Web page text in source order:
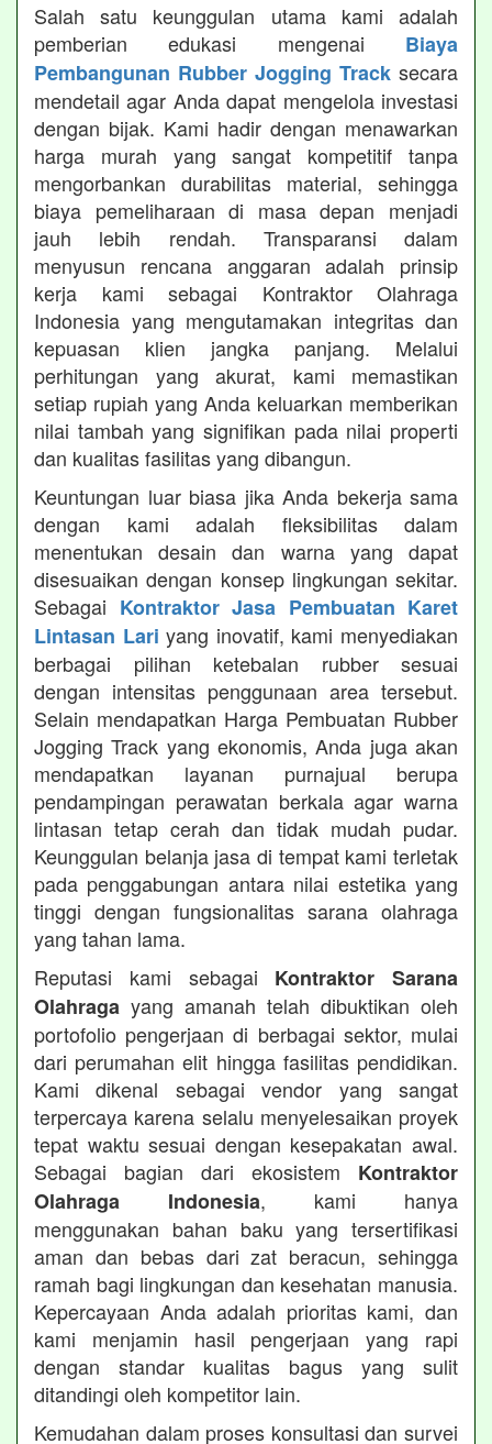
Salah satu keunggulan utama kami adalah
pemberian edukasi mengenai Biaya
Pembangunan Rubber Jogging Track secara
mendetail agar Anda dapat mengelola investasi
dengan bijak. Kami hadir dengan menawarkan
harga murah yang sangat kompetitif tanpa
mengorbankan durabilitas material, sehingga
biaya pemeliharaan di masa depan menjadi
jauh lebih rendah. Transparansi dalam
menyusun rencana anggaran adalah prinsip
kerja kami sebagai Kontraktor Olahraga
Indonesia yang mengutamakan integritas dan
kepuasan klien jangka panjang. Melalui
perhitungan yang akurat, kami memastikan
setiap rupiah yang Anda keluarkan memberikan
nilai tambah yang signifikan pada nilai properti
dan kualitas fasilitas yang dibangun.
Keuntungan luar biasa jika Anda bekerja sama
dengan kami adalah fleksibilitas dalam
menentukan desain dan warna yang dapat
disesuaikan dengan konsep lingkungan sekitar.
Sebagai Kontraktor Jasa Pembuatan Karet
Lintasan Lari yang inovatif, kami menyediakan
berbagai pilihan ketebalan rubber sesuai
dengan intensitas penggunaan area tersebut.
Selain mendapatkan Harga Pembuatan Rubber
Jogging Track yang ekonomis, Anda juga akan
mendapatkan layanan purnajual berupa
pendampingan perawatan berkala agar warna
lintasan tetap cerah dan tidak mudah pudar.
Keunggulan belanja jasa di tempat kami terletak
pada penggabungan antara nilai estetika yang
tinggi dengan fungsionalitas sarana olahraga
yang tahan lama.
Reputasi kami sebagai Kontraktor Sarana
Olahraga yang amanah telah dibuktikan oleh
portofolio pengerjaan di berbagai sektor, mulai
dari perumahan elit hingga fasilitas pendidikan.
Kami dikenal sebagai vendor yang sangat
terpercaya karena selalu menyelesaikan proyek
tepat waktu sesuai dengan kesepakatan awal.
Sebagai bagian dari ekosistem Kontraktor
Olahraga Indonesia, kami hanya
menggunakan bahan baku yang tersertifikasi
aman dan bebas dari zat beracun, sehingga
ramah bagi lingkungan dan kesehatan manusia.
Kepercayaan Anda adalah prioritas kami, dan
kami menjamin hasil pengerjaan yang rapi
dengan standar kualitas bagus yang sulit
ditandingi oleh kompetitor lain.
Kemudahan dalam proses konsultasi dan survei